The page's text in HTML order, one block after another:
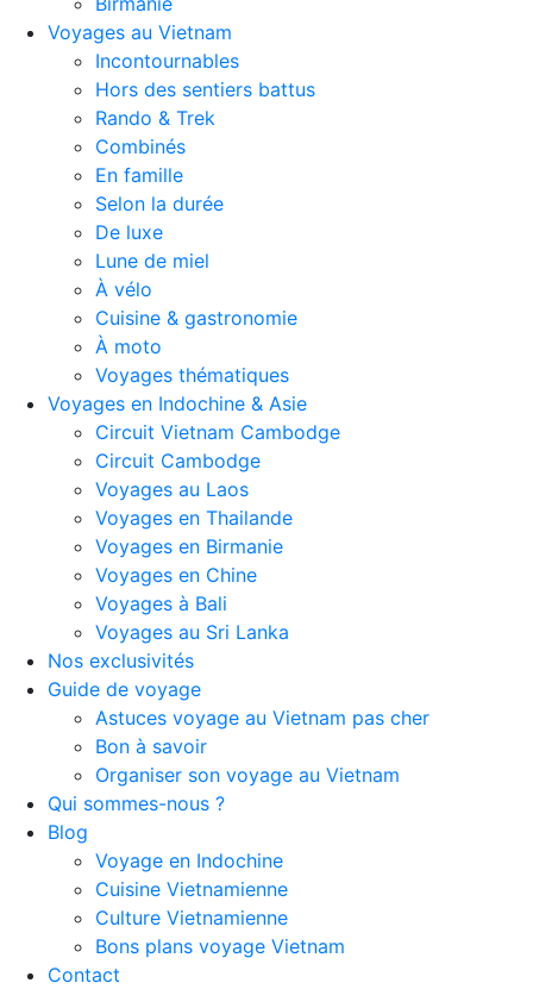
Voyages au Vietnam
Incontournables
Hors des sentiers battus
Rando & Trek
Combinés
En famille
Selon la durée
De luxe
Lune de miel
À vélo
Cuisine & gastronomie
À moto
Voyages thématiques
Voyages en Indochine & Asie
Circuit Vietnam Cambodge
Circuit Cambodge
Voyages au Laos
Voyages en Thailande
Voyages en Birmanie
Voyages en Chine
Voyages à Bali
Voyages au Sri Lanka
Nos exclusivités
Guide de voyage
Astuces voyage au Vietnam pas cher
Bon à savoir
Organiser son voyage au Vietnam
Qui sommes-nous ?
Blog
Voyage en Indochine
Cuisine Vietnamienne
Culture Vietnamienne
Bons plans voyage Vietnam
Contact